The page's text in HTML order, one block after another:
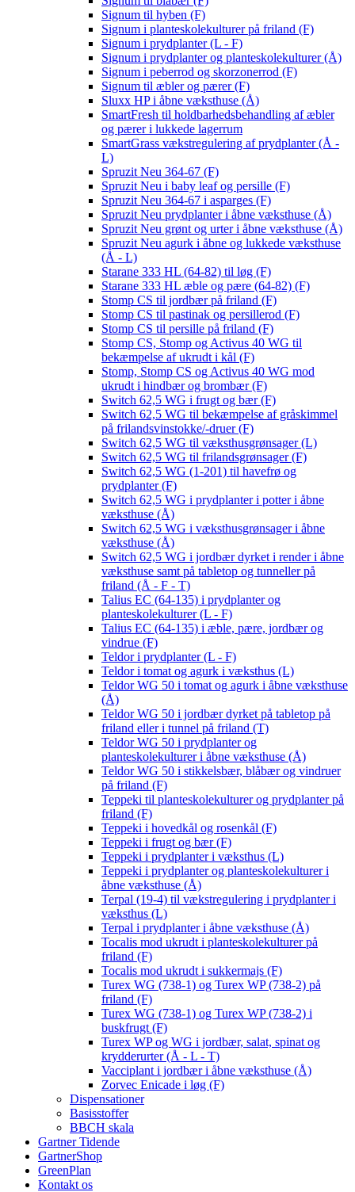
Signum til hyben (F)
Signum i planteskolekulturer på friland (F)
Signum i prydplanter (L - F)
Signum i prydplanter og planteskolekulturer (Å)
Signum i peberrod og skorzonerrod (F)
Signum til æbler og pærer (F)
Sluxx HP i åbne væksthuse (Å)
SmartFresh til holdbarhedsbehandling af æbler
og pærer i lukkede lagerrum
SmartGrass vækstregulering af prydplanter (Å -
L)
Spruzit Neu 364-67 (F)
Spruzit Neu i baby leaf og persille (F)
Spruzit Neu 364-67 i asparges (F)
Spruzit Neu prydplanter i åbne væksthuse (Å)
Spruzit Neu grønt og urter i åbne væksthuse (Å)
Spruzit Neu agurk i åbne og lukkede væksthuse
(Å - L)
Starane 333 HL (64-82) til løg (F)
Starane 333 HL æble og pære (64-82) (F)
Stomp CS til jordbær på friland (F)
Stomp CS til pastinak og persillerod (F)
Stomp CS til persille på friland (F)
Stomp CS, Stomp og Activus 40 WG til
bekæmpelse af ukrudt i kål (F)
Stomp, Stomp CS og Activus 40 WG mod
ukrudt i hindbær og brombær (F)
Switch 62,5 WG i frugt og bær (F)
Switch 62,5 WG til bekæmpelse af gråskimmel
på frilandsvinstokke/-druer (F)
Switch 62,5 WG til væksthusgrønsager (L)
Switch 62,5 WG til frilandsgrønsager (F)
Switch 62,5 WG (1-201) til havefrø og
prydplanter (F)
Switch 62,5 WG i prydplanter i potter i åbne
væksthuse (Å)
Switch 62,5 WG i væksthusgrønsager i åbne
væksthuse (Å)
Switch 62,5 WG i jordbær dyrket i render i åbne
væksthuse samt på tabletop og tunneller på
friland (Å - F - T)
Talius EC (64-135) i prydplanter og
planteskolekulturer (L - F)
Talius EC (64-135) i æble, pære, jordbær og
vindrue (F)
Teldor i prydplanter (L - F)
Teldor i tomat og agurk i væksthus (L)
Teldor WG 50 i tomat og agurk i åbne væksthuse
(Å)
Teldor WG 50 i jordbær dyrket på tabletop på
friland eller i tunnel på friland (T)
Teldor WG 50 i prydplanter og
planteskolekulturer i åbne væksthuse (Å)
Teldor WG 50 i stikkelsbær, blåbær og vindruer
på friland (F)
Teppeki til planteskolekulturer og prydplanter på
friland (F)
Teppeki i hovedkål og rosenkål (F)
Teppeki i frugt og bær (F)
Teppeki i prydplanter i væksthus (L)
Teppeki i prydplanter og planteskolekulturer i
åbne væksthuse (Å)
Terpal (19-4) til vækstregulering i prydplanter i
væksthus (L)
Terpal i prydplanter i åbne væksthuse (Å)
Tocalis mod ukrudt i planteskolekulturer på
friland (F)
Tocalis mod ukrudt i sukkermajs (F)
Turex WG (738-1) og Turex WP (738-2) på
friland (F)
Turex WG (738-1) og Turex WP (738-2) i
buskfrugt (F)
Turex WP og WG i jordbær, salat, spinat og
krydderurter (Å - L - T)
Vacciplant i jordbær i åbne væksthuse (Å)
Zorvec Enicade i løg (F)
Dispensationer
Basisstoffer
BBCH skala
Gartner Tidende
GartnerShop
GreenPlan
Kontakt os